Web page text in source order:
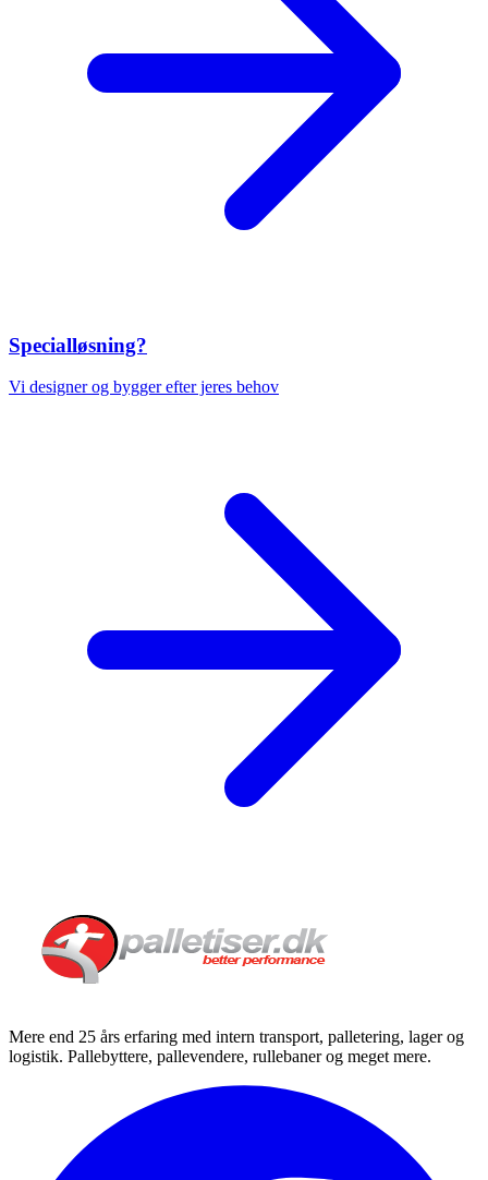
Specialløsning?
Vi designer og bygger efter jeres behov
Mere end 25 års erfaring med intern transport, palletering, lager og
logistik. Pallebyttere, pallevendere, rullebaner og meget mere.